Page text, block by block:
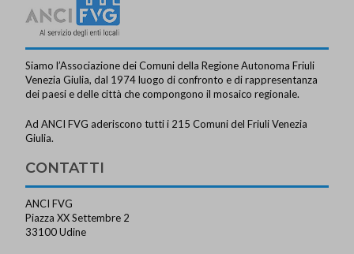
Siamo l’Associazione dei Comuni della Regione Autonoma Friuli
Venezia Giulia, dal 1974 luogo di confronto e di rappresentanza
dei paesi e delle città che compongono il mosaico regionale.
Ad ANCI FVG aderiscono tutti i 215 Comuni del Friuli Venezia
Giulia.
CONTATTI
ANCI FVG
Piazza XX Settembre 2
33100 Udine